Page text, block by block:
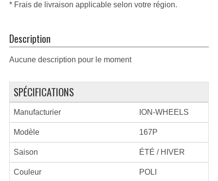
* Frais de livraison applicable selon votre région.
Description
Aucune description pour le moment
SPÉCIFICATIONS
Manufacturier ION-WHEELS
Modèle 167P
Saison ÉTÉ / HIVER
Couleur POLI